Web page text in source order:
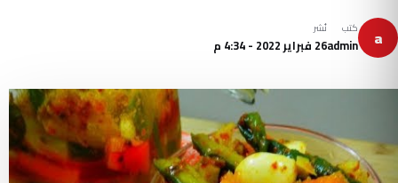
a كتب
admin
نُشر
26 فبراير 2022 - 4:34 م